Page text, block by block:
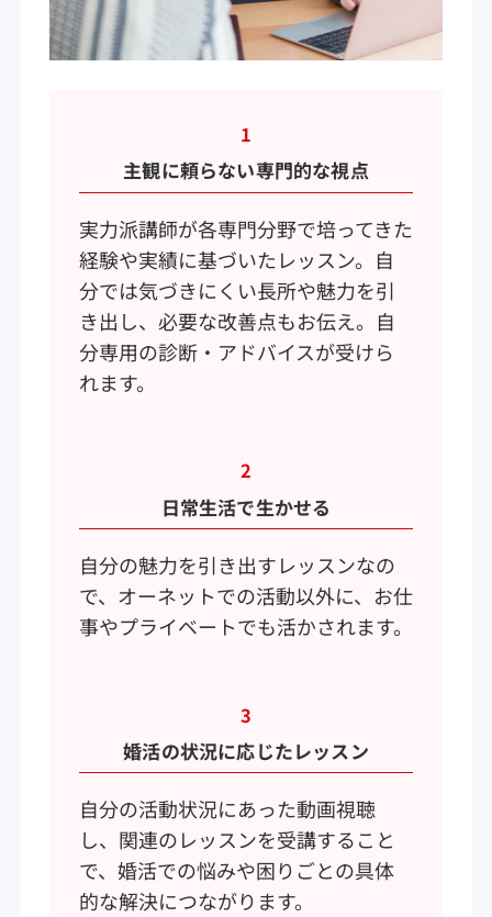
1
主観に頼らない専門的な視点
実力派講師が各専門分野で培ってきた
経験や実績に基づいたレッスン。自
分では気づきにくい長所や魅力を引
き出し、必要な改善点もお伝え。自
分専用の診断・アドバイスが受けら
れます。
2
日常生活で生かせる
自分の魅力を引き出すレッスンなの
で、オーネットでの活動以外に、お仕
事やプライベートでも活かされます。
3
婚活の状況に応じたレッスン
自分の活動状況にあった動画視聴
し、関連のレッスンを受講すること
で、婚活での悩みや困りごとの具体
的な解決につながります。